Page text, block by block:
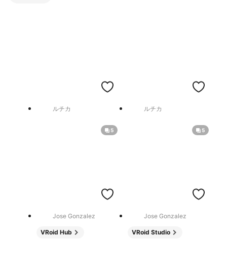
ルチカ ルチカ
5
Jose Gonzalez
VRoid Hub
5
Jose Gonzalez
VRoid Studio